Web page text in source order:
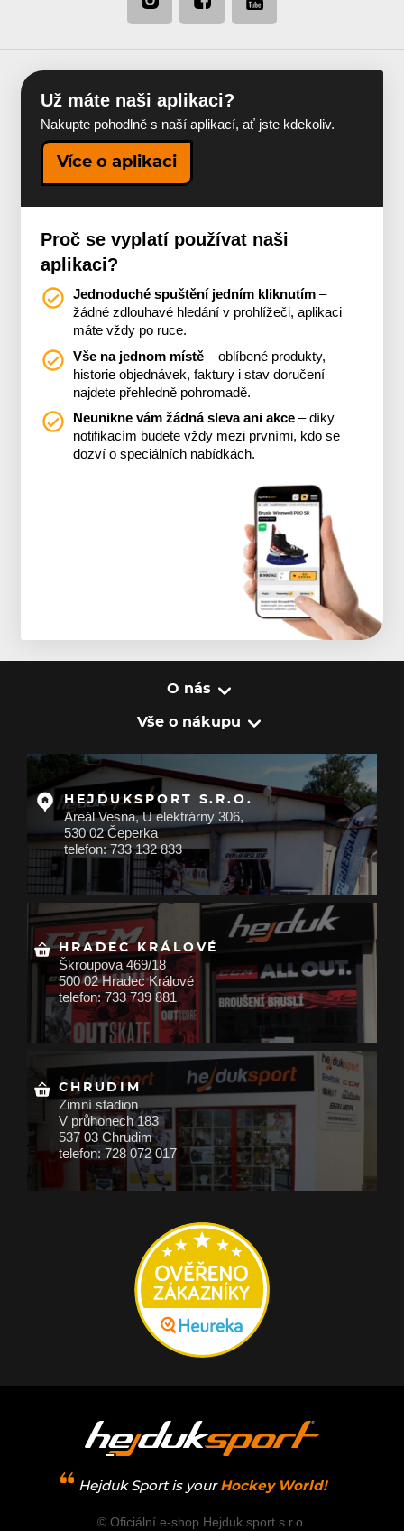
Už máte naši aplikaci?
Nakupte pohodlně s naší aplikací, ať jste kdekoliv.
Více o aplikaci
Proč se vyplatí používat naši
aplikaci?
Jednoduché spuštění jedním kliknutím –
žádné zdlouhavé hledání v prohlížeči, aplikaci
máte vždy po ruce.
Vše na jednom místě – oblíbené produkty,
historie objednávek, faktury i stav doručení
najdete přehledně pohromadě.
Neunikne vám žádná sleva ani akce – díky
notifikacím budete vždy mezi prvními, kdo se
dozví o speciálních nabídkách.
O nás
Vše o nákupu
HEJDUKSPORT S.R.O.
Areál Vesna, U elektrárny 306,
530 02 Čeperka
telefon: 733 132 833
HRADEC KRÁLOVÉ
Škroupova 469/18
500 02 Hradec Králové
telefon: 733 739 881
CHRUDIM
Zimní stadion
V průhonech 183
537 03 Chrudim
telefon: 728 072 017
Hejduk Sport is your Hockey World!
© Oficiální e-shop Hejduk sport s.r.o.